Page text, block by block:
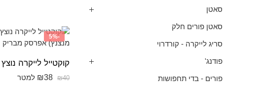
-5%
₪40
₪38 למטר
סאטן
סאטן פורים חלק
סריג לייקרה - קורדרוי
פודנג'
פורים - בדי תחפושות